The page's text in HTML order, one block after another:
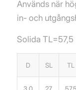
Används när
in- och
Solida TL=57,5
D SL TL